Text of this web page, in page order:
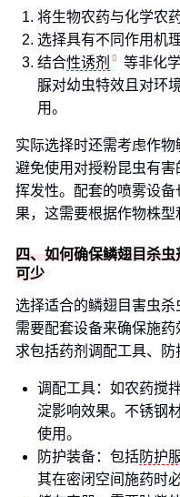
将生物农药与化学农
选择具有不同作用机
结合性诱剂
等非化
脲对幼虫特效且对环
用。
实际选择时还需考虑作
避免使用对授粉昆虫有害
挥发性。配套的喷雾设
果，这需要根据作物株型
四、如何确保鳞翅目杀
可少
选择适合的鳞翅目害虫
需要配套设备来确保施
求包括药剂调配工具、防
调配工具：如农药搅
淀影响效果。不锈钢
使用。
防护装备：包括防护
其在密闭空间施药时